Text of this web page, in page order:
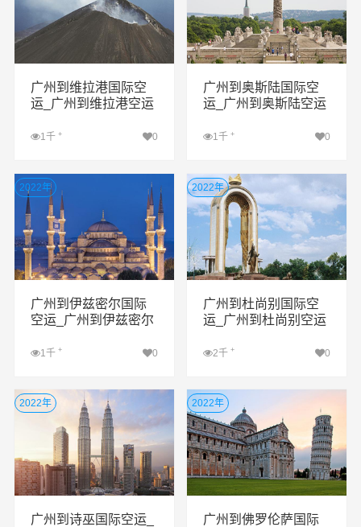
广州到维拉港国际空
运_广州到维拉港空运
1千 + 0
查看详细
广州到奥斯陆国际空
运_广州到奥斯陆空运
1千+ 0
查看详细
广州到伊兹密尔国际
空运_广州到伊兹密尔
1千 + 0
查看详细
2022年
广州到杜尚别国际空
运_广州到杜尚别空运
2千+ 0
查看详细
2022年
广州到诗巫国际空运_
2022年
广州到佛罗伦萨国际
2022年